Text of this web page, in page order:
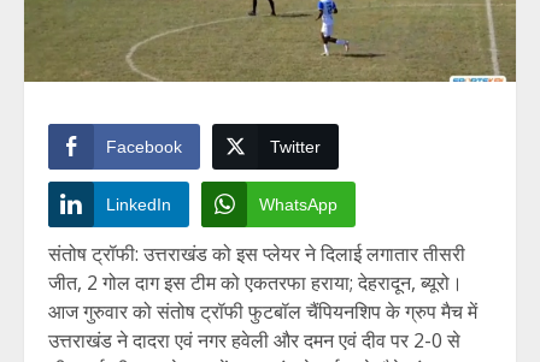
Facebook Twitter
LinkedIn WhatsApp
संतोष ट्रॉफी: उत्तराखंड को इस प्लेयर ने दिलाई लगातार तीसरी
जीत, 2 गोल दाग इस टीम को एकतरफा हराया; देहरादून, ब्यूरो।
आज गुरुवार को संतोष ट्रॉफी फुटबॉल चैंपियनशिप के ग्रुप मैच में
उत्तराखंड ने दादरा एवं नगर हवेली और दमन एवं दीव पर 2-0 से